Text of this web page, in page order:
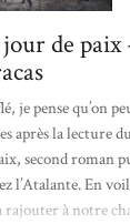
de paix
je pense qu’on
après la lecture du
second roman
l’Atalante. En
rajouter à notre